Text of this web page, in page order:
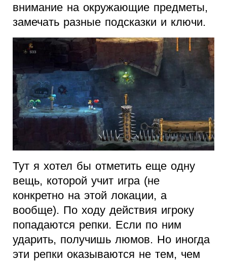
внимание на окружающие предметы,
замечать разные подсказки и ключи.
Тут я хотел бы отметить еще одну
вещь, которой учит игра (не
конкретно на этой локации, а
вообще). По ходу действия игроку
попадаются репки. Если по ним
ударить, получишь люмов. Но иногда
эти репки оказываются не тем, чем